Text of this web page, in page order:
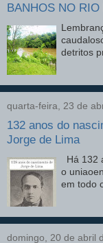
BANHOS NO RIO
detritos
quarta-feira, 23 de
132 anos do
Jorge de Lima
Há 132
o
em todo
domingo, 20 de abril